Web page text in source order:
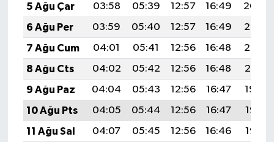
5 Ağu Çar
03:58 05:39 12:57 16:49
20:04
6 Ağu Per
03:59 05:40 12:57 16:49
20:03
7 Ağu Cum
04:01 05:41 12:56 16:48
20:02
8 Ağu Cts
04:02 05:42 12:56 16:48
20:01
9 Ağu Paz
04:04 05:43 12:56 16:47
19:59
10 Ağu Pts
04:05 05:44 12:56 16:47
19:58
11 Ağu Sal
04:07 05:45 12:56 16:46
19:57